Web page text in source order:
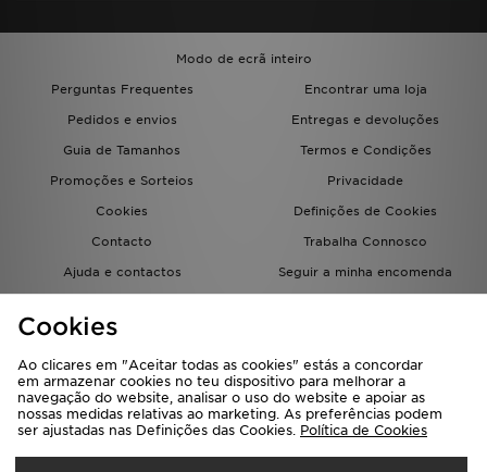
Modo de ecrã inteiro
Perguntas Frequentes
Encontrar uma loja
Pedidos e envios
Entregas e devoluções
Guia de Tamanhos
Termos e Condições
Promoções e Sorteios
Privacidade
Cookies
Definições de Cookies
Contacto
Trabalha Connosco
Ajuda e contactos
Seguir a minha encomenda
JD Blog
Cookies
Ao clicares em "Aceitar todas as cookies" estás a concordar
em armazenar cookies no teu dispositivo para melhorar a
navegação do website, analisar o uso do website e apoiar as
nossas medidas relativas ao marketing. As preferências podem
ser ajustadas nas Definições das Cookies. Política de Cookies